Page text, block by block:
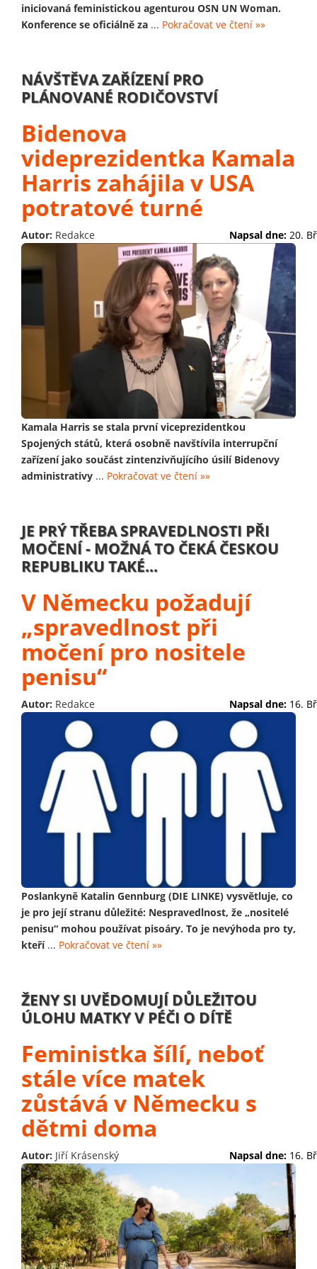
iniciovaná feministickou agenturou OSN UN Woman.
Konference se oficiálně za ... Pokračovat ve čtení »»
NÁVŠTĚVA ZAŘÍZENÍ PRO
PLÁNOVANÉ RODIČOVSTVÍ
Bidenova
videprezidentka Kamala
Harris zahájila v USA
potratové turné
Autor: Redakce Napsal dne: 20.
Kamala Harris se stala první viceprezidentkou
Spojených států, která osobně navštívila interrupční
zařízení jako součást zintenzivňujícího úsilí Bidenovy
administrativy ... Pokračovat ve čtení »»
JE PRÝ TŘEBA SPRAVEDLNOSTI PŘI
MOČENÍ - MOŽNÁ TO ČEKÁ ČESKOU
REPUBLIKU TAKÉ...
V Německu požadují
„spravedlnost při
močení pro nositele
penisu“
Autor: Redakce Napsal dne: 16.
Poslankyně Katalin Gennburg (DIE LINKE) vysvětluje, co
je pro její stranu důležité: Nespravedlnost, že „nositelé
penisu“ mohou používat pisoáry. To je nevýhoda pro ty,
kteří... Pokračovat ve čtení »»
ŽENY SI UVĚDOMUJÍ DŮLEŽITOU
ÚLOHU MATKY V PÉČI O DÍTĚ
Feministka šílí, neboť
stále více matek
zůstává v Německu s
dětmi doma
Autor: Jiří Krásenský Napsal dne: 16.